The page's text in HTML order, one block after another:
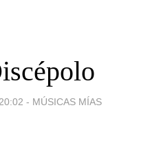
- MÚSICAS MÍAS